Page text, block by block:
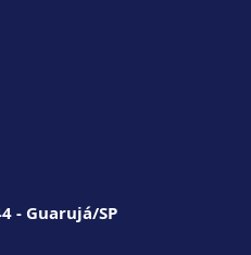
- Guarujá/SP